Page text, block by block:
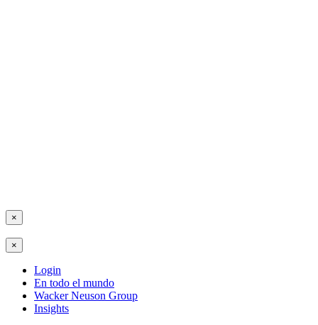
×
×
Login
En todo el mundo
Wacker Neuson Group
Insights